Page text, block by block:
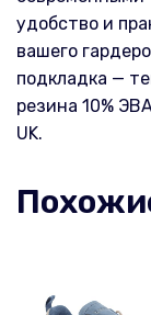
удобство и
вашего
подкладка —
резина 10%
UK.